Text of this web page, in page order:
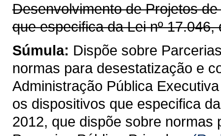
Desenvolvimento de Projetos
que especifica da Lei nº
Súmula: Dispõe sobre
normas para desestatização e
Administração Pública
os dispositivos que especifica
2012, que dispõe sobre